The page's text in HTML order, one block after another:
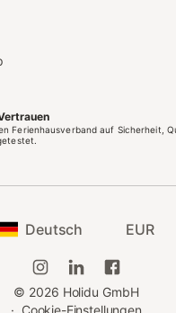
Ferienhausverband auf Sicherheit,
Deutsch EUR
© 2026 Holidu GmbH
· Cookie-Einstellungen